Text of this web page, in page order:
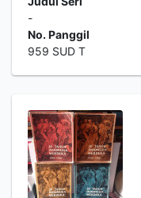
-
No. Panggil
959 SUD T